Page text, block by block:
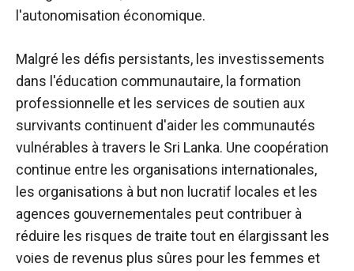
l'autonomisation économique.
Malgré les défis persistants, les investissements
dans l'éducation communautaire, la formation
professionnelle et les services de soutien aux
survivants continuent d'aider les communautés
vulnérables à travers le Sri Lanka. Une coopération
continue entre les organisations internationales,
les organisations à but non lucratif locales et les
agences gouvernementales peut contribuer à
réduire les risques de traite tout en élargissant les
voies de revenus plus sûres pour les femmes et